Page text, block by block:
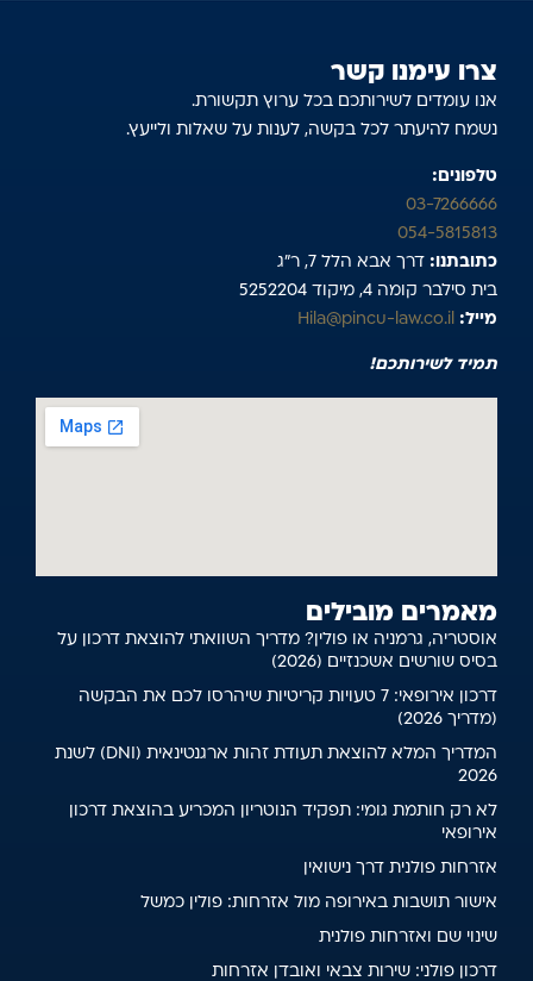
צרו עימנו קשר
אנו עומדים לשירותכם בכל ערוץ תקשורת.
נשמח להיעתר לכל בקשה, לענות על שאלות ולייעץ.
טלפונים:
03-7266666
054-5815813
כתובתנו: דרך אבא הלל 7, ר”ג
בית סילבר קומה 4, מיקוד 5252204
מייל:
Hila@pincu-law.co.il
תמיד לשירותכם!
מאמרים מובילים
אוסטריה, גרמניה או פולין? מדריך השוואתי להוצאת דרכון על
בסיס שורשים אשכנזיים (2026)
דרכון אירופאי: 7 טעויות קריטיות שיהרסו לכם את הבקשה
(מדריך 2026)
המדריך המלא להוצאת תעודת זהות ארגנטינאית (DNI) לשנת
2026
לא רק חותמת גומי: תפקיד הנוטריון המכריע בהוצאת דרכון
אירופאי
אזרחות פולנית דרך נישואין
אישור תושבות באירופה מול אזרחות: פולין כמשל
שינוי שם ואזרחות פולנית
דרכון פולני: שירות צבאי ואובדן אזרחות